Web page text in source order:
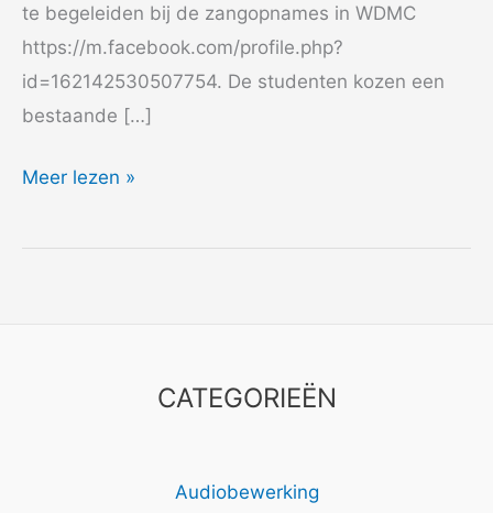
te begeleiden bij de zangopnames in WDMC
https://m.facebook.com/profile.php?
id=162142530507754. De studenten kozen een
bestaande […]
2022
Meer lezen »
CATEGORIEËN
Audiobewerking